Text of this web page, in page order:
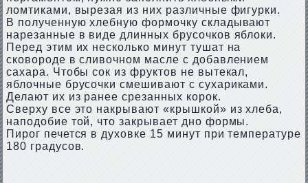
ломтиками, вырезая из них различные фигурки.
В полученную хлебную формочку складывают
нарезанные в виде длинных брусочков яблоки.
Перед этим их несколько минут тушат на
сковороде в сливочном масле с добавлением
сахара. Чтобы сок из фруктов не вытекал,
яблочные брусочки смешивают с сухариками.
Делают их из ранее срезанных корок.
Сверху все это накрывают «крышкой» из хлеба,
наподобие той, что закрывает дно формы.
Пирог печется в духовке 15 минут при температуре
180 градусов.